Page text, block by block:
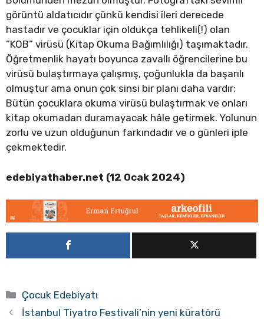
görüntü aldatıcıdır çünkü kendisi ileri derecede
hastadır ve çocuklar için oldukça tehlikeli(!) olan
”KOB” virüsü (Kitap Okuma Bağımlılığı) taşımaktadır.
Öğretmenlik hayatı boyunca zavallı öğrencilerine bu
virüsü bulaştırmaya çalışmış, çoğunlukla da başarılı
olmuştur ama onun çok sinsi bir planı daha vardır:
Bütün çocuklara okuma virüsü bulaştırmak ve onları
kitap okumadan duramayacak hâle getirmek. Yolunun
zorlu ve uzun olduğunun farkındadır ve o günleri iple
çekmektedir.
edebiyathaber.net (12 Ocak 2024)
Kategoriler
Çocuk Edebiyatı
İstanbul Tiyatro Festivali’nin yeni küratörü